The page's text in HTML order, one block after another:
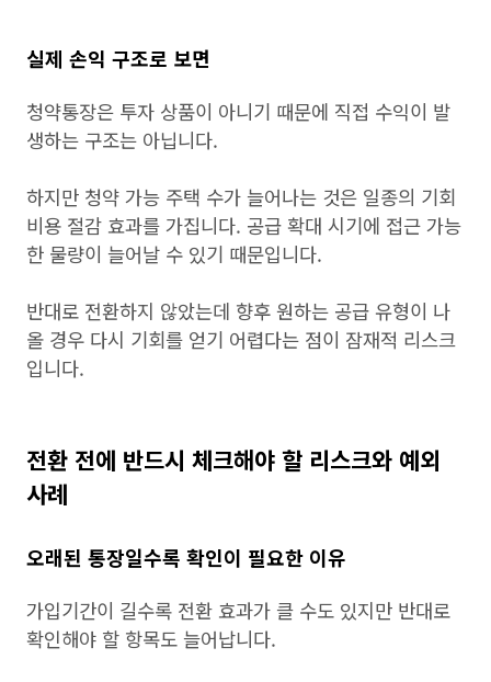
실제 손익 구조로 보면
청약통장은 투자 상품이 아니기 때문에 직접 수익이 발
생하는 구조는 아닙니다.
하지만 청약 가능 주택 수가 늘어나는 것은 일종의 기회
비용 절감 효과를 가집니다. 공급 확대 시기에 접근 가능
한 물량이 늘어날 수 있기 때문입니다.
반대로 전환하지 않았는데 향후 원하는 공급 유형이 나
올 경우 다시 기회를 얻기 어렵다는 점이 잠재적 리스크
입니다.
전환 전에 반드시 체크해야 할 리스크와 예외
사례
오래된 통장일수록 확인이 필요한 이유
가입기간이 길수록 전환 효과가 클 수도 있지만 반대로
확인해야 할 항목도 늘어납니다.